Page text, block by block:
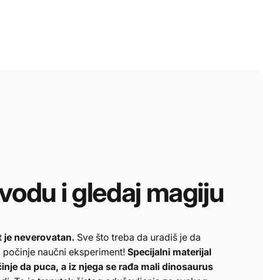
igledaj magiju
je neverovatan. Sve što treba da uradiš je da
naučni eksperiment!Specijalni materijal
da puca, a iz njega se rađa mali dinosaurus